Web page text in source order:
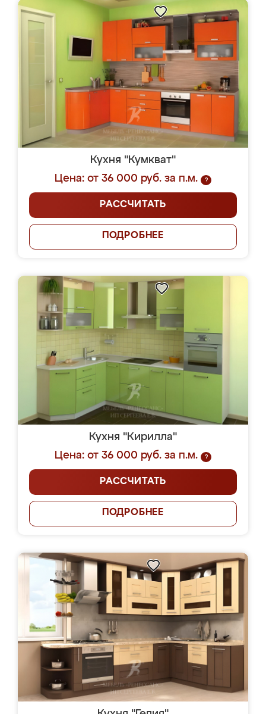
Кухня "Кумкват"
Цена: от 36 000 руб. за п.м.
?
РАССЧИТАТЬ
ПОДРОБНЕЕ
Кухня "Кирилла"
Цена: от 36 000 руб. за п.м.
?
РАССЧИТАТЬ
ПОДРОБНЕЕ